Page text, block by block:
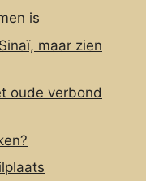
is
maar zien
oude verbond